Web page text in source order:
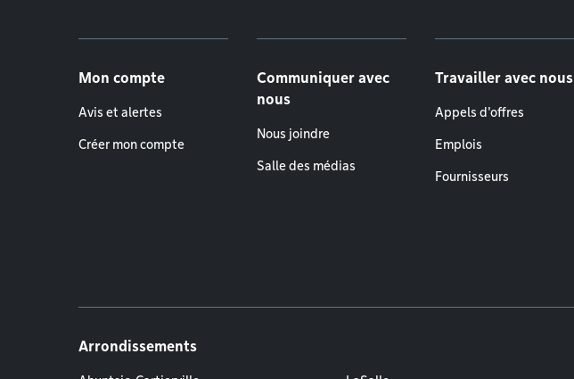
Mon compte
Avis et alertes
Créer mon compte
Communiquer avec
nous
Nous joindre
Salle des médias
Travailler avec nous
Appels d'offres
Emplois
Fournisseurs
Arrondissements